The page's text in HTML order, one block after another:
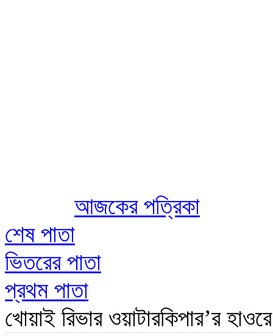
আজকের পত্রিকা
শেষ পাতা
ভিতরের পাতা
প্রথম পাতা
খোয়াই রিভার ওয়াটারকিপার’র